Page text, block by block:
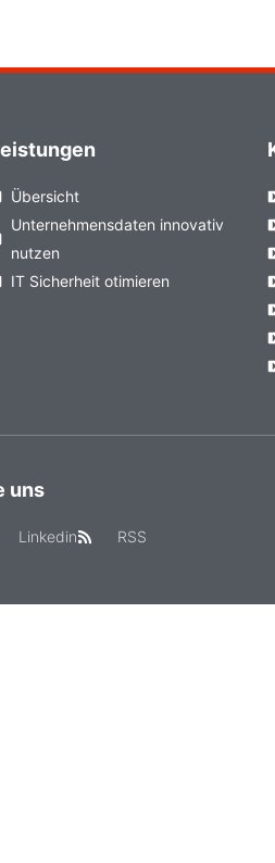
Übersicht
Unternehmensdaten innovativ
nutzen
IT Sicherheit otimieren
uns
Linkedin RSS